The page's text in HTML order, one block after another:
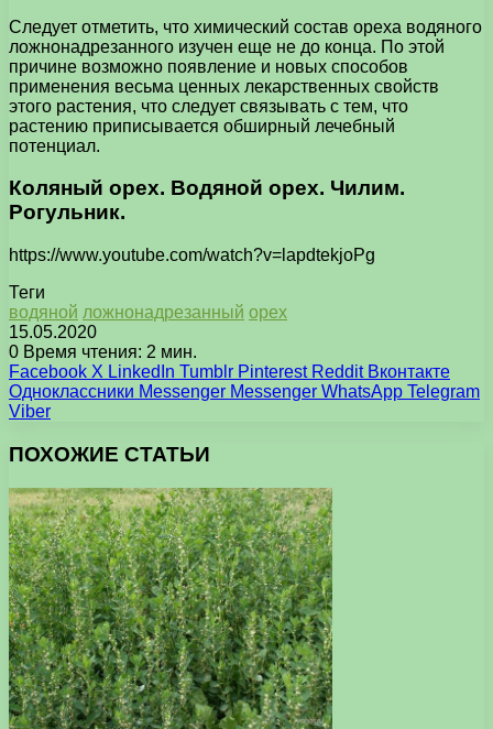
Следует отметить, что химический состав ореха водяного
ложнонадрезанного изучен еще не до конца. По этой
причине возможно появление и новых способов
применения весьма ценных лекарственных свойств
этого растения, что следует связывать с тем, что
растению приписывается обширный лечебный
потенциал.
Коляный орех. Водяной орех. Чилим.
Рогульник.
https://www.youtube.com/watch?v=lapdtekjoPg
Теги
водяной ложнонадрезанный орех
15.05.2020
0 Время чтения: 2 мин.
Facebook X LinkedIn Tumblr Pinterest Reddit Вконтакте
Одноклассники Messenger Messenger WhatsApp Telegram
Viber
ПОХОЖИЕ СТАТЬИ